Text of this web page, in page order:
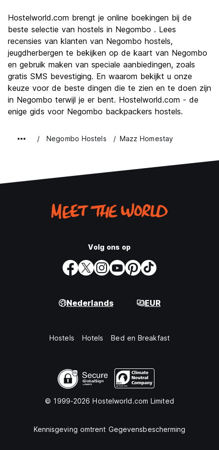
Cultuur
Uitgaan
Waarde voor uw geld
7.3
Hostelworld.com brengt je online boekingen bij de
beste selectie van hostels in Negombo . Lees
recensies van klanten van Negombo hostels,
jeugdherbergen te bekijken op de kaart van Negombo
en gebruik maken van speciale aanbiedingen, zoals
gratis SMS bevestiging. En waarom bekijkt u onze
keuze voor de beste dingen die te zien en te doen zijn
in Negombo terwijl je er bent. Hostelworld.com - de
enige gids voor Negombo backpackers hostels.
Negombo Hostels Mazz Homestay
Volg ons op
Nederlands EUR
Hostels Hotels Bed en Breakfast
© 1999-2026 Hostelworld.com Limited
Kennisgeving omtrent Gegevensbescherming